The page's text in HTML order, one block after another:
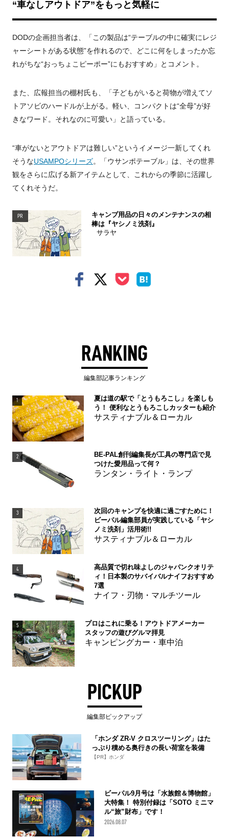
“車なしアウトドア”をもっと気軽に
DODの企画担当者は、「この製品は“テーブルの中に確実にレジ
ャーシートがある状態”を作れるので、どこに何をしまったか忘
れがちな“おっちょこピーポー”にもおすすめ」とコメント。
また、広報担当の棚村氏も、「子どもがいると荷物が増えてソ
トアソビのハードルが上がる。軽い、コンパクトは“全母”が好
きなワード。それなのに可愛い」と語っている。
“車がないとアウトドアは難しい”というイメージ一新してくれ
そうなUSAMPOシリーズ。「ウサンポテーブル」は、その世界
観をさらに広げる新アイテムとして、これからの季節に活躍し
てくれそうだ。
PR
キャンプ用品の日々のメンテナンスの相
棒は『ヤシノミ洗剤』
サラヤ
RANKING
編集部記事ランキング
1
夏は道の駅で「とうもろこし」を楽しも
う！ 便利なとうもろこしカッターも紹介
サスティナブル＆ローカル
2
BE-PAL創刊編集長が工具の専門店で見
つけた愛用品って何？
ランタン・ライト・ランプ
3
次回のキャンプを快適に過ごすために！
ビーパル編集部員が実践している「ヤシ
ノミ洗剤」活用術!!
サスティナブル＆ローカル
4
高品質で切れ味よしのジャパンクオリテ
ィ！日本製のサバイバルナイフおすすめ
7選
ナイフ・刃物・マルチツール
5
プロはこれに乗る！アウトドアメーカー
スタッフの遊びグルマ拝見
キャンピングカー・車中泊
PICKUP
編集部ピックアップ
「ホンダ ZR-V クロスツーリング」はた
っぷり積める奥行きの長い荷室を装備
【PR】ホンダ
ビーパル9月号は「水族館＆博物館」
大特集！ 特別付録は「SOTO ミニマ
ル“旅”財布」です！
2026.08.07